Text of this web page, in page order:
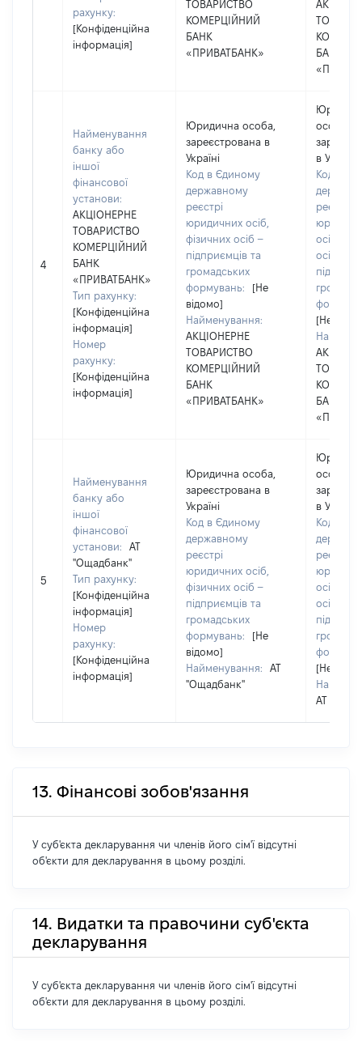
рахунку:
[Конфіденційна
інформація]
ТОВАРИСТВО
КОМЕРЦІЙНИЙ
БАНК
«ПРИВАТБАНК»
БАНК
4
Найменування
банку або
іншої
фінансової
установи:
АКЦІОНЕРНЕ
ТОВАРИСТВО
КОМЕРЦІЙНИЙ
БАНК
«ПРИВАТБАНК»
Тип рахунку:
[Конфіденційна
інформація]
Номер
рахунку:
[Конфіденційна
інформація]
Юридична особа,
зареєстрована в
Україні
Код в Єдиному
державному
реєстрі
юридичних осіб,
фізичних осіб –
підприємців та
громадських
формувань:
[Не
відомо]
Найменування:
АКЦІОНЕРНЕ
ТОВАРИСТВО
КОМЕРЦІЙНИЙ
БАНК
«ПРИВАТБАНК»
особа,
в Україні
Код в
реєстрі
осіб,
осіб –
[Не
БАНК
5
Найменування
банку або
іншої
фінансової
установи:
АТ
"Ощадбанк"
Тип рахунку:
[Конфіденційна
інформація]
Номер
рахунку:
[Конфіденційна
інформація]
Юридична особа,
зареєстрована в
Україні
Код в Єдиному
державному
реєстрі
юридичних осіб,
фізичних осіб –
підприємців та
громадських
формувань:
[Не
відомо]
Найменування:
АТ
"Ощадбанк"
особа,
в Україні
Код в
реєстрі
осіб,
осіб –
[Не
АТ
13. Фінансові зобов'язання
У суб'єкта декларування чи членів його сім'ї відсутні
об'єкти для декларування в цьому розділі.
14. Видатки та правочини суб'єкта
декларування
У суб'єкта декларування чи членів його сім'ї відсутні
об'єкти для декларування в цьому розділі.